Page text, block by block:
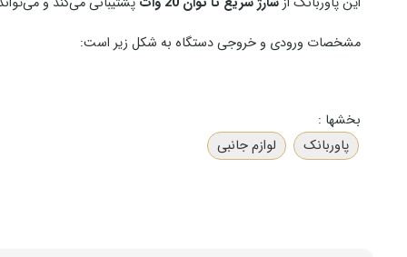
مشخصات ورودی و خروجی دستگاه به شکل زیر است:
حداکثر توان: 18W
بخشها :
پاوربانک
لوازم جانبی